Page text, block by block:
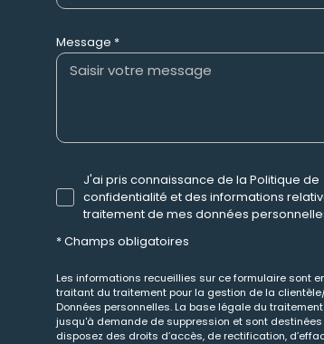
Message *
J'ai pris connaissance de la Politique de
confidentialité et des informations
traitement de mes données
* Champs obligatoires
Les informations recueillies sur ce formulaire sont
traitant du traitement pour la gestion de la
Données personnelles. La base légale du
jusqu'à demande de suppression et sont
disposez des droits d’accès, de rectification,